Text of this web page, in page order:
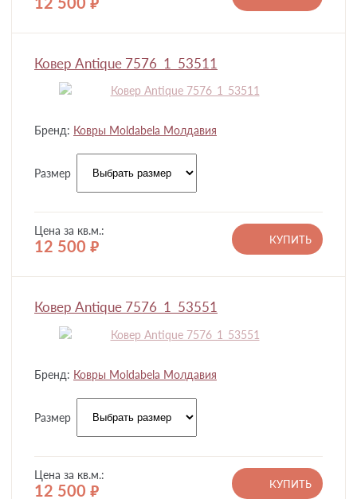
руб.
Ковер Antique 7576_1_53511
Бренд: Ковры Moldabela Молдавия
Размер
Цена за кв.м.:
12 500 руб.
КУПИТЬ
Ковер Antique 7576_1_53551
Бренд: Ковры Moldabela Молдавия
Размер
Цена за кв.м.:
12 500 руб.
КУПИТЬ